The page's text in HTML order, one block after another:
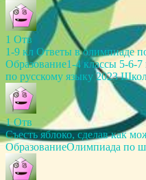
1 Отв
1-9 кл Ответы в олимпиаде
Образование1-4 классы 5-6-7
по русскому языку 2023
1Отв
Съесть яблоко, сделав как
ОбразованиеОлимпиада по